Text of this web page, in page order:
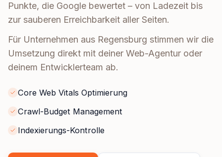
Punkte, die Google bewertet – von Ladezeit bis
zur sauberen Erreichbarkeit aller Seiten.
Für Unternehmen aus Regensburg stimmen wir die
Umsetzung direkt mit deiner Web-Agentur oder
deinem Entwicklerteam ab.
Core Web Vitals Optimierung
Crawl-Budget Management
Indexierungs-Kontrolle